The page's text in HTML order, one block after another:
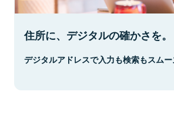
住所に、デジタルの確かさを。
デジタルアドレスで入力も検索もスムー